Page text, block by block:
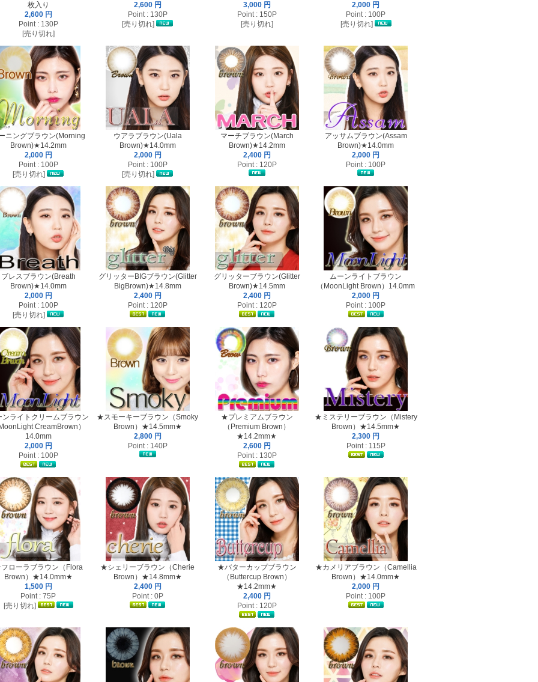
枚入り
2,600 円
Point : 130P
[売り切れ]
2,600 円
Point : 130P
[売り切れ]
3,000 円
Point : 150P
[売り切れ]
2,000 円
Point : 100P
[売り切れ]
ニングブラウン(Morning
Brown)★14.2mm
2,000 円
Point : 100P
[売り切れ]
ウアラブラウン(Uala
Brown)★14.0mm
2,000 円
Point : 100P
[売り切れ]
マーチブラウン(March
Brown)★14.2mm
2,400 円
Point : 120P
アッサムブラウン(Assam
Brown)★14.0mm
2,000 円
Point : 100P
ブレスブラウン(Breath
Brown)★14.0mm
2,000 円
Point : 100P
[売り切れ]
グリッターBIGブラウン(Glitter
BigBrown)★14.8mm
2,400 円
Point : 120P
グリッターブラウン(Glitter
Brown)★14.5mm
2,400 円
Point : 120P
ムーンライトブラウン
（MoonLight Brown）14.0mm
2,000 円
Point : 100P
ンライトクリームブラウン
CreamBrown）
14.0mm
2,000 円
Point : 100P
★スモーキーブラウン（Smoky
Brown）★14.5mm★
2,800 円
Point : 140P
★プレミアムブラウン
（Premium Brown）
★14.2mm★
2,600 円
Point : 130P
★ミステリーブラウン（Mistery
Brown）★14.5mm★
2,300 円
Point : 115P
ローラブラウン（Flora
Brown）★14.0mm★
1,500 円
Point : 75P
[売り切れ]
★シェリーブラウン（Cherie
Brown）★14.8mm★
2,400 円
Point : 0P
★バターカップブラウン
（Buttercup Brown）
★14.2mm★
2,400 円
Point : 120P
★カメリアブラウン（Camellia
Brown）★14.0mm★
2,000 円
Point : 100P